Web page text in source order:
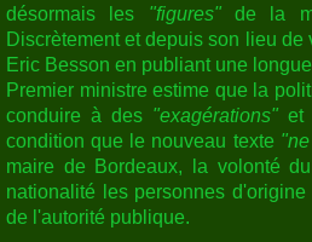
désormais les "figures"de la
Discrètement et depuis son lieu
Eric Besson en publiant une
Premier ministre estime que la
conduire à des "exagérations"et
condition que le nouveau texte
maire de Bordeaux, la volonté
nationalité les personnes
de l'autorité publique.